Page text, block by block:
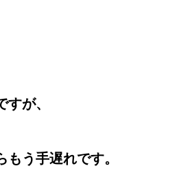
すが、
う手遅れです。